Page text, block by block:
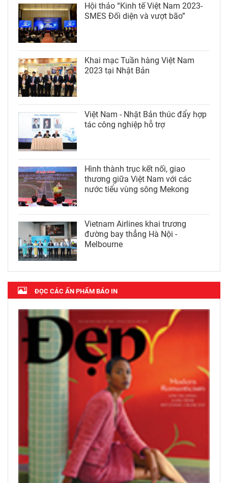
Hội thảo “Kinh tế Việt Nam 2023-
SMES Đối diện và vượt bão”
Khai mạc Tuần hàng Việt Nam
2023 tại Nhật Bản
Việt Nam - Nhật Bản thúc đẩy hợp
tác công nghiệp hỗ trợ
Hình thành trục kết nối, giao
thương giữa Việt Nam với các
nước tiểu vùng sông Mekong
Vietnam Airlines khai trương
đường bay thẳng Hà Nội -
Melbourne
ĐỌC CÁC ẤN PHẨM BÁO IN